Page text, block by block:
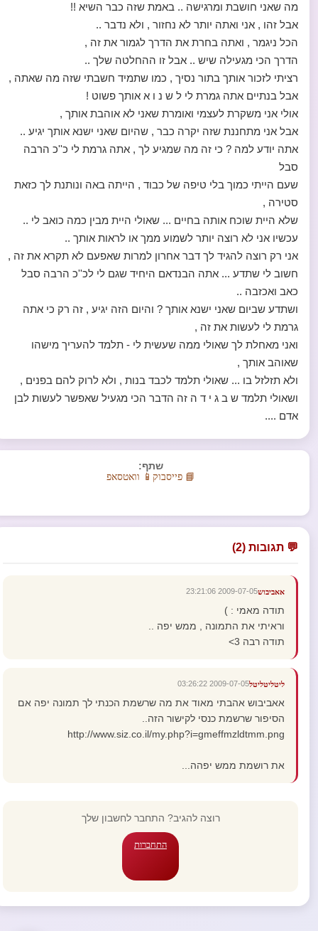
מה שאני חושבת ומרגישה .. באמת שזה כבר השיא !!
אבל זהו , אני ואתה יותר לא נחזור , ולא נדבר ..
הכל ניגמר , ואתה בחרת את הדרך לגמור את זה ,
הדרך הכי מגעילה שיש .. אבל זו ההחלטה שלך ..
רציתי לזכור אותך בתור נסיך , כמו שתמיד חשבתי שזה מה שאתה ,
אבל בנתיים אתה גמרת לי ל ש נ ו א אותך פשוט !
אולי אני משקרת לעצמי ואומרת שאני לא אוהבת אותך ,
אבל אני מתחננת שזה יקרה כבר , שהיום שאני ישנא אותך יגיע ..
אתה יודע למה ? כי זה מה שמגיע לך , אתה גרמת לי כ''כ הרבה
סבל
שעם הייתי כמוך בלי טיפה של כבוד , הייתה באה ונותנת לך כזאת
סטירה ,
שלא היית שוכח אותה בחיים ... שאולי היית מבין כמה כואב לי ..
עכשיו אני לא רוצה יותר לשמוע ממך או לראות אותך ..
אני רק רוצה להגיד לך דבר אחרון למרות שאפעם לא תקרא את זה ,
חשוב לי שתדע ... אתה הבנדאם היחיד שגם לי לכ''כ הרבה סבל
כאב ואכזבה ..
ושתדע שביום שאני ישנא אותך ? והיום הזה יגיע , זה רק כי אתה
גרמת לי לעשות את זה ,
ואני מאחלת לך שאולי ממה שעשית לי - תלמד להעריך מישהו
שאוהב אותך ,
ולא תזלזל בו ... שאולי תלמד לכבד בנות , ולא לרוק להם בפנים ,
ושאולי תלמד ש ב ג י ד ה זה הדבר הכי מגעיל שאפשר לעשות לבן
אדם ....
שתף:
📘 פייסבוק 📱 וואטסאפ
💬 תגובות (2)
אאביבוש2009-07-05 23:21:06
תודה מאמי : )
וראיתי את התמונה , ממש יפה ..
תודה רבה 3>
ליטליטליטל2009-07-05 03:26:22
אאביבוש אהבתי מאוד את מה שרשמת הכנתי לך תמונה יפה אם
הסיפור שרשמת כנסי לקישור הזה..
http://www.siz.co.il/my.php?i=gmeffmzldtmm.png
את רושמת ממש יפהה...
רוצה להגיב? התחבר לחשבון שלך
התחברות